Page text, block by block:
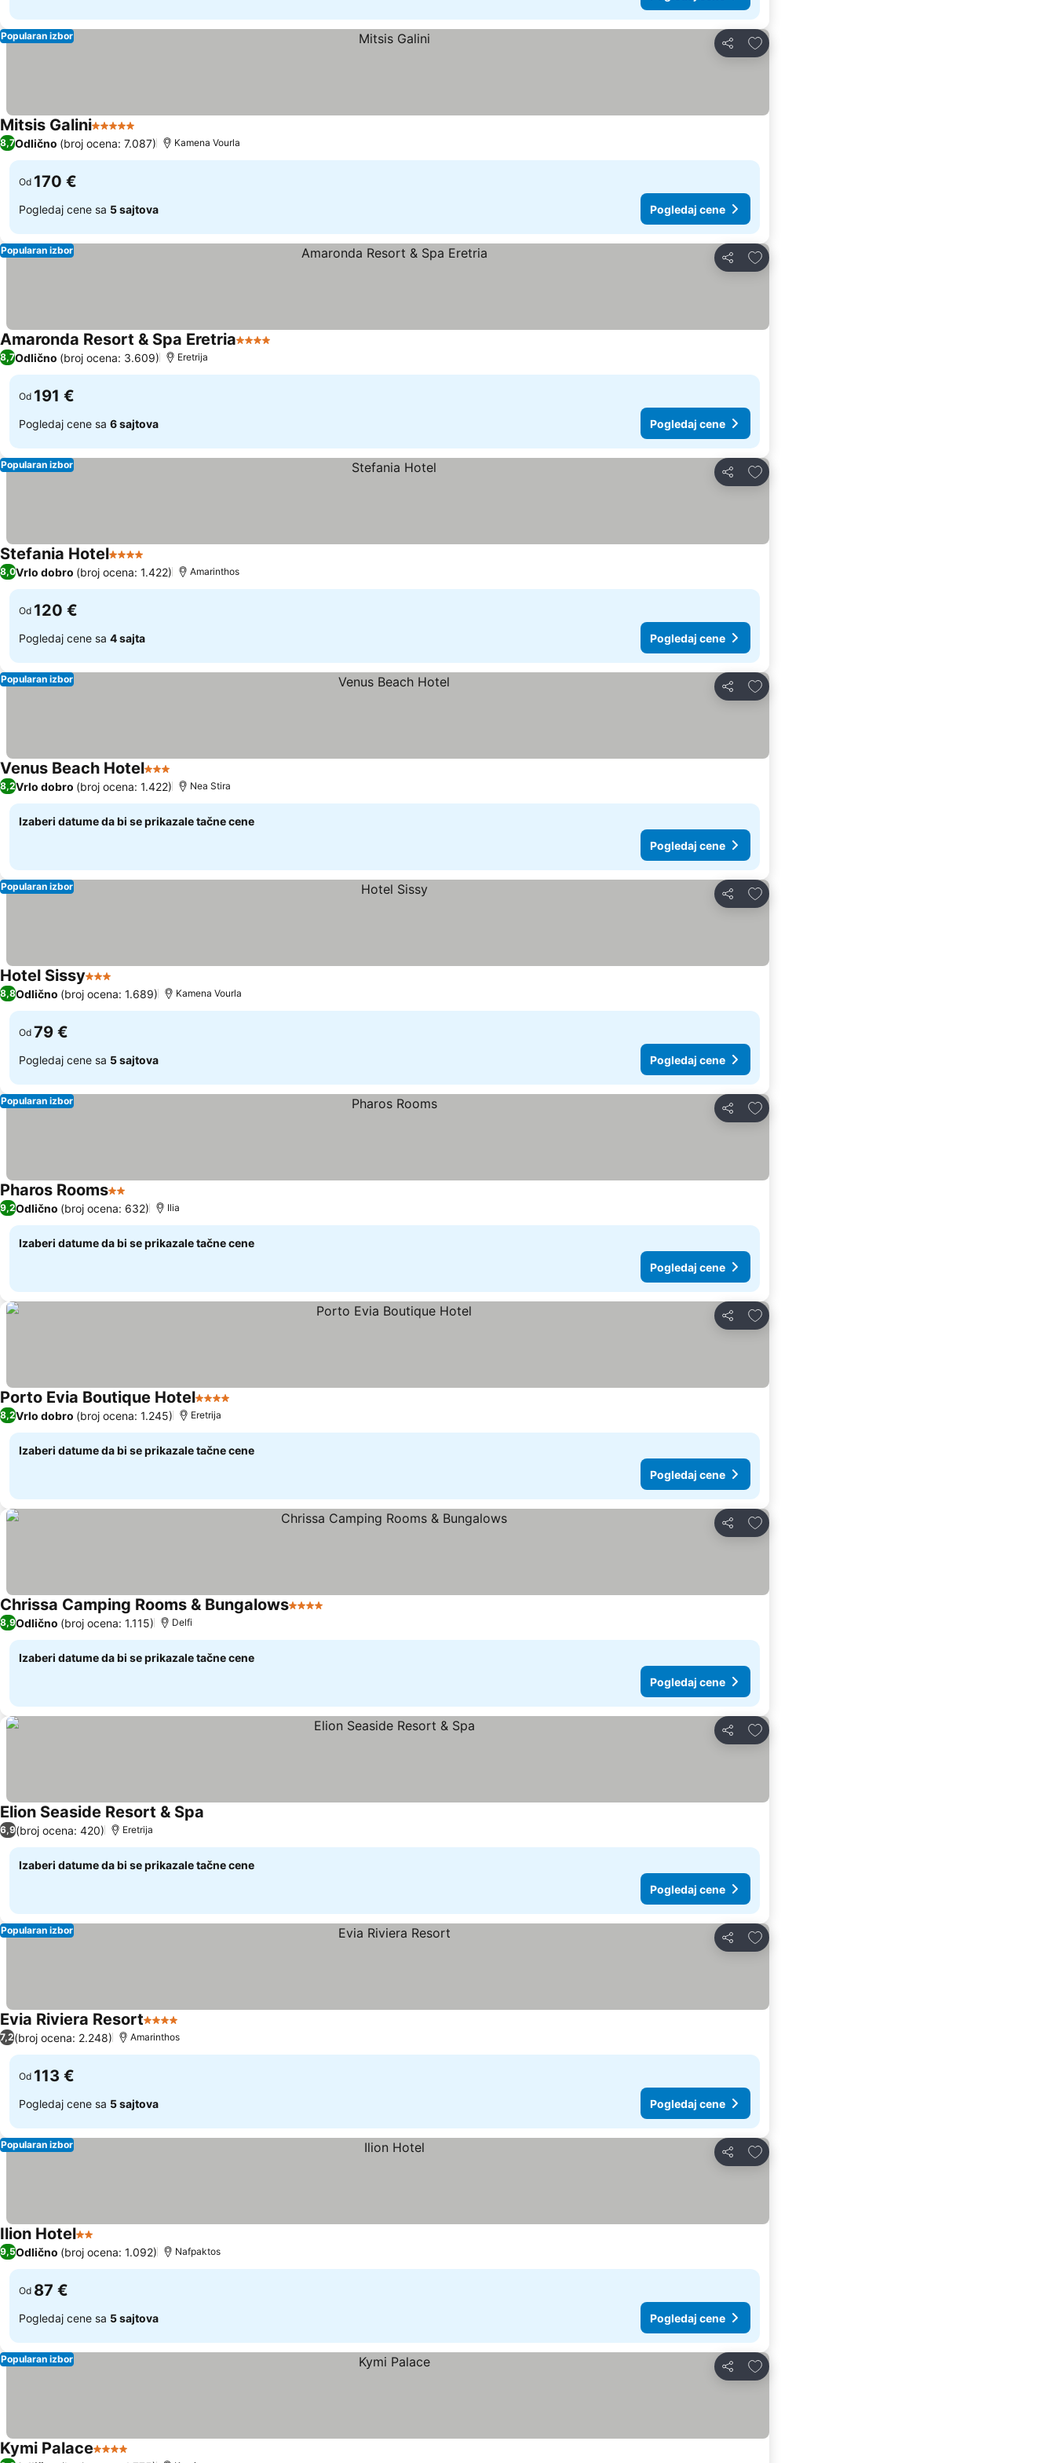
Deli
Dodati u favorite
Popularan izbor
Mitsis Galini5 ZvezdicePogledaj cene
8,7Odlično (broj ocena: 7.087) Kamena Vourla
Od 170 €
Pogledaj cene sa 5 sajtova Pogledaj cene
Deli
Dodati u favorite
Popularan izbor
Amaronda Resort & Spa Eretria4 Zvezdice
8,7Odlično (broj ocena: 3.609) Eretrija
Od 191 €
Pogledaj cene sa 6 sajtova Pogledaj cene
Deli
Dodati u favorite
Popularan izbor
Stefania Hotel4 ZvezdicePogledaj cene
8,0Vrlo dobro (broj ocena: 1.422) Amarinthos
Od 120 €
Pogledaj cene sa 4 sajta Pogledaj cene
Deli
Dodati u favorite
Popularan izbor
Venus Beach Hotel3 ZvezdicePogledaj cene
8,2Vrlo dobro (broj ocena: 1.422) Nea Stira
Izaberi datume da bi se prikazale tačne cene
Pogledaj cene
Deli
Dodati u favorite
Popularan izbor
Hotel Sissy3 ZvezdicePogledaj cene
8,8Odlično (broj ocena: 1.689) Kamena Vourla
Od 79 €
Pogledaj cene sa 5 sajtova Pogledaj cene
Deli
Dodati u favorite
Popularan izbor
Pharos Rooms2 ZvezdicePogledaj cene
9,2Odlično (broj ocena: 632) Ilia
Izaberi datume da bi se prikazale tačne cene
Pogledaj cene
Deli
Dodati u favorite
Porto Evia Boutique Hotel4 Zvezdice
8,2Vrlo dobro (broj ocena: 1.245) Eretrija
Izaberi datume da bi se prikazale tačne cene
Pogledaj cene
Deli
Dodati u favorite
Chrissa Camping Rooms & Bungalows4 Zvezdice
8,9Odlično (broj ocena: 1.115) Delfi
Izaberi datume da bi se prikazale tačne cene
Pogledaj cene
Deli
Dodati u favorite
Elion Seaside Resort & Spa
6,9(broj ocena: 420) Eretrija
Izaberi datume da bi se prikazale tačne cene
Pogledaj cene
Deli
Dodati u favorite
Popularan izbor
Evia Riviera Resort4 Zvezdice
7,2(broj ocena: 2.248) Amarinthos
Od 113 €
Pogledaj cene sa 5 sajtova Pogledaj cene
Deli
Dodati u favorite
Popularan izbor
Ilion Hotel2 ZvezdicePogledaj cene
9,5Odlično (broj ocena: 1.092) Nafpaktos
Od 87 €
Pogledaj cene sa 5 sajtova Pogledaj cene
Deli
Dodati u favorite
Popularan izbor
Kymi Palace4 ZvezdicePogledaj cene